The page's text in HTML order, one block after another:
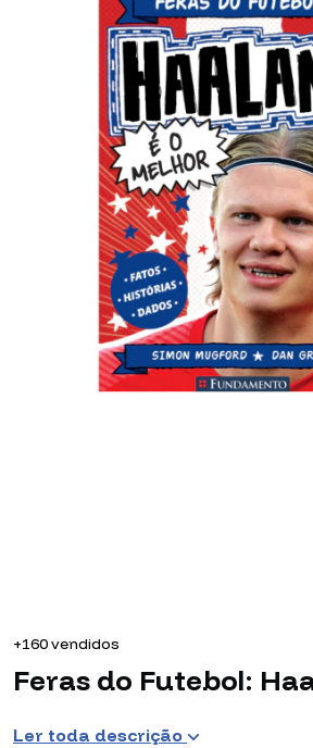
+160 vendidos
Feras do Futebol:
Ler toda descrição